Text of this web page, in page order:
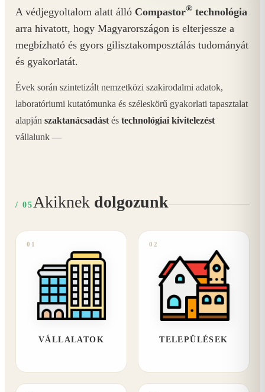
A védjegyoltalom alatt álló Compastor® technológia
arra hivatott, hogy Magyarországon is elterjessze a
megbízható és gyors gilisztakomposztálás tudományát
és gyakorlatát.
Évek során szintetizált nemzetközi szakirodalmi adatok,
laboratóriumi kutatómunka és széleskörű gyakorlati tapasztalat
alapján szaktanácsadást és technológiai kivitelezést
vállalunk —
/ 05 Akiknek dolgozunk
01
VÁLLALATOK
02
TELEPÜLÉSEK